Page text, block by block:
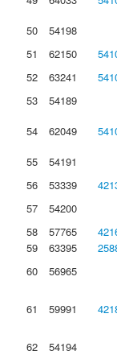
50
54198
51
62150
52
63241
53
54189
54
62049
55
54191
56
53339
57
54200
58
57765
59
63395
60
56965
61 59991
62 54194